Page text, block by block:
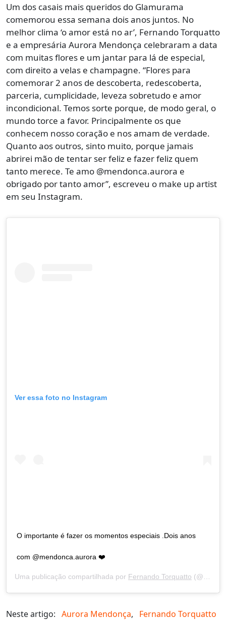
Um dos casais mais queridos do Glamurama
comemorou essa semana dois anos juntos. No
melhor clima ‘o amor está no ar’, Fernando Torquatto
e a empresária Aurora Mendonça celebraram a data
com muitas flores e um jantar para lá de especial,
com direito a velas e champagne. “Flores para
comemorar 2 anos de descoberta, redescoberta,
parceria, cumplicidade, leveza sobretudo e amor
incondicional. Temos sorte porque, de modo geral, o
mundo torce a favor. Principalmente os que
conhecem nosso coração e nos amam de verdade.
Quanto aos outros, sinto muito, porque jamais
abrirei mão de tentar ser feliz e fazer feliz quem
tanto merece. Te amo @mendonca.aurora e
obrigado por tanto amor”, escreveu o make up artist
em seu Instagram.
Ver essa foto no Instagram
O importante é fazer os momentos especiais .Dois anos
com @mendonca.aurora ❤️
Uma publicação compartilhada por Fernando Torquatto (@eufernandotorquatto) em
Neste artigo: Aurora Mendonça, Fernando Torquatto